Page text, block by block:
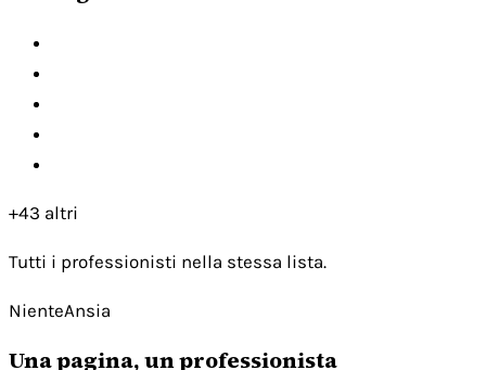
+43 altri
Tutti i professionisti nella stessa lista.
NienteAnsia
Una pagina, un professionista